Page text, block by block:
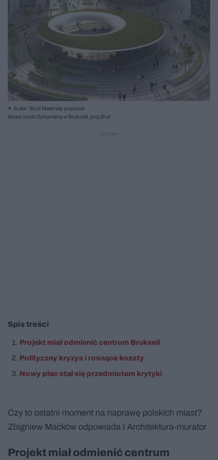
Autor: Brut/ Materiały prasowe
Nowe rondo Schumana w Brukseli, proj.Brut
Spis treści
Projekt miał odmienić centrum Brukseli
Polityczny kryzys i rosnące koszty
Nowy plac stał się przedmiotem krytyki
Czy to ostatni moment na naprawę polskich miast?
Zbigniew Maćków odpowiada I Architektura-murator
Projekt miał odmienić centrum